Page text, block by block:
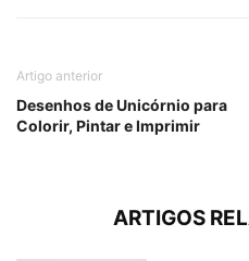
Artigo anterior
Desenhos de Unicórnio para
Colorir, Pintar e Imprimir
ARTIGOS